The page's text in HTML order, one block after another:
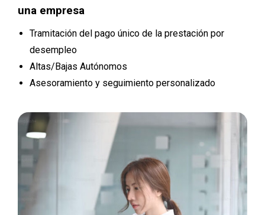
una empresa
Tramitación del pago único de la prestación por
desempleo
Altas/Bajas Autónomos
Asesoramiento y seguimiento personalizado